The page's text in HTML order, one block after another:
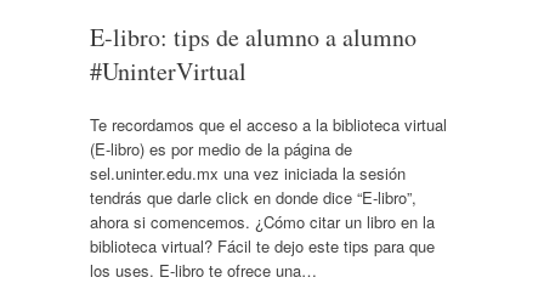
E-libro: tips de alumno a alumno
#UninterVirtual
Te recordamos que el acceso a la biblioteca virtual
(E-libro) es por medio de la página de
sel.uninter.edu.mx una vez iniciada la sesión
tendrás que darle click en donde dice “E-libro”,
ahora si comencemos. ¿Cómo citar un libro en la
biblioteca virtual? Fácil te dejo este tips para que
los uses. E-libro te ofrece una…